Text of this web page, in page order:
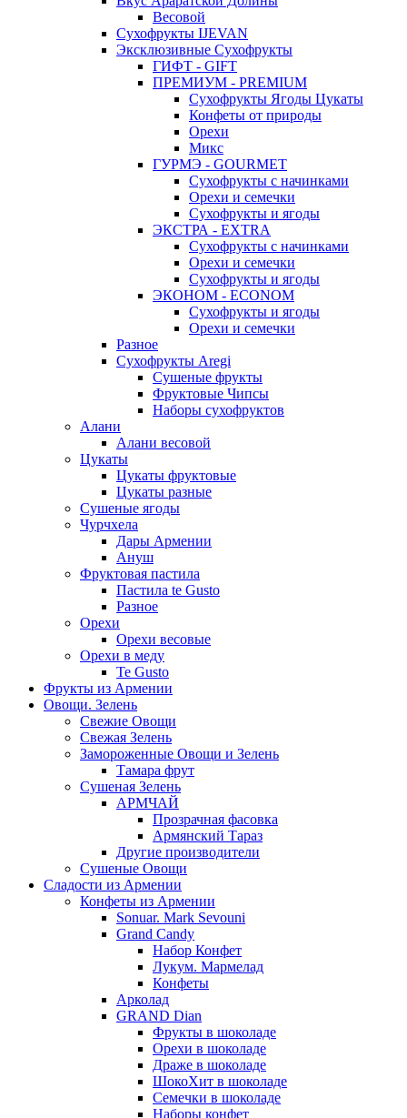
Весовой
Сухофрукты IJEVAN
Эксклюзивные Сухофрукты
ГИФТ - GIFT
ПРЕМИУМ - PREMIUM
Сухофрукты Ягоды Цукаты
Конфеты от природы
Орехи
Микс
ГУРМЭ - GOURMET
Сухофрукты с начинками
Орехи и семечки
Сухофрукты и ягоды
ЭКСТРА - EXTRA
Сухофрукты с начинками
Орехи и семечки
Сухофрукты и ягоды
ЭКОНОМ - ECONOM
Сухофрукты и ягоды
Орехи и семечки
Разное
Сухофрукты Aregi
Сушеные фрукты
Фруктовые Чипсы
Наборы сухофруктов
Алани
Алани весовой
Цукаты
Цукаты фруктовые
Цукаты разные
Сушеные ягоды
Чурчхела
Дары Армении
Ануш
Фруктовая пастила
Пастила te Gusto
Разное
Орехи
Орехи весовые
Орехи в меду
Te Gusto
Фрукты из Армении
Овощи. Зелень
Свежие Овощи
Свежая Зелень
Замороженные Овощи и Зелень
Тамара фрут
Сушеная Зелень
АРМЧАЙ
Прозрачная фасовка
Армянский Тараз
Другие производители
Сушеные Овощи
Сладости из Армении
Конфеты из Армении
Sonuar. Mark Sevouni
Grand Candy
Набор Конфет
Лукум. Мармелад
Конфеты
Арколад
GRAND Dian
Фрукты в шоколаде
Орехи в шоколаде
Драже в шоколаде
ШокоХит в шоколаде
Семечки в шоколаде
Наборы конфет